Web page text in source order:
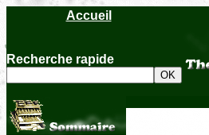
Accueil
Recherche rapide